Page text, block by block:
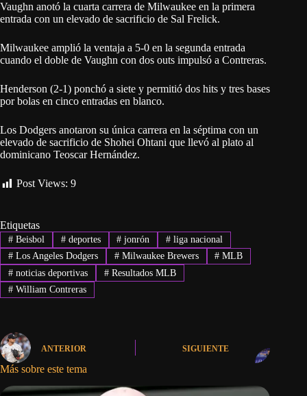
Vaughn anotó la cuarta carrera de Milwaukee en la primera
entrada con un elevado de sacrificio de Sal Frelick.
Milwaukee amplió la ventaja a 5-0 en la segunda entrada
cuando el doble de Vaughn con dos outs impulsó a Contreras.
Henderson (2-1) ponchó a siete y permitió dos hits y tres bases
por bolas en cinco entradas en blanco.
Los Dodgers anotaron su única carrera en la séptima con un
elevado de sacrificio de Shohei Ohtani que llevó al plato al
dominicano Teoscar Hernández.
Post Views: 9
Etiquetas
#Beisbol #deportes # jonrón # liga nacional
#Los Angeles Dodgers #Milwaukee Brewers # MLB
#noticias deportivas #Resultados MLB
#William Contreras
ANTERIOR SIGUIENTE
Más sobre este tema